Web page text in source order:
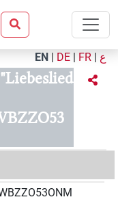
EN | DE | FR | ع